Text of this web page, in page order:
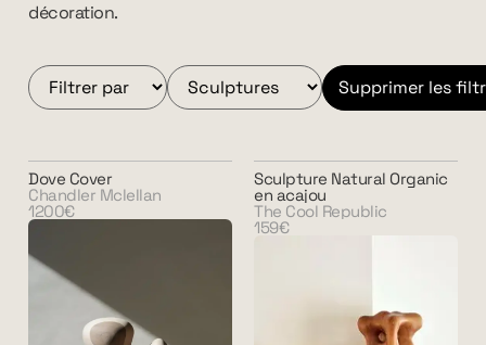
décoration.
Supprimer les
Dove Cover
Chandler Mclellan
1200€
Sculpture Natural Organic
en acajou
The Cool Republic
159€